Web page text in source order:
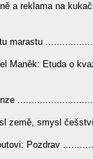
a reklama na
marastu
Maněk: Etuda o
země, smysl
Pozdrav